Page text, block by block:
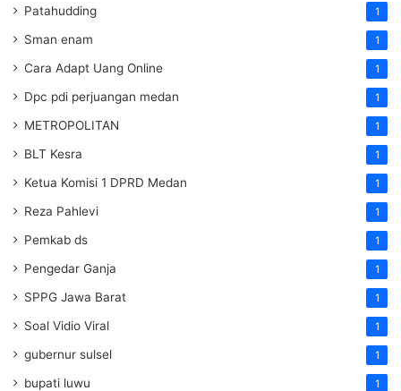
Patahudding 1
Sman enam 1
Cara Adapt Uang Online 1
Dpc pdi perjuangan medan 1
METROPOLITAN 1
BLT Kesra 1
Ketua Komisi 1 DPRD Medan 1
Reza Pahlevi 1
Pemkab ds 1
Pengedar Ganja 1
SPPG Jawa Barat 1
Soal Vidio Viral 1
gubernur sulsel 1
bupati luwu 1